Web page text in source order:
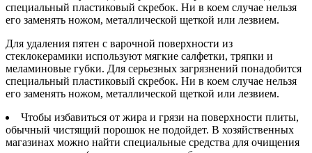
специальный пластиковый скребок. Ни в коем случае нельзя
его заменять ножом, металлической щеткой или лезвием.
Для удаления пятен с варочной поверхности из
стеклокерамики используют мягкие салфетки, тряпки и
меламиновые губки. Для серьезных загрязнений понадобится
специальный пластиковый скребок. Ни в коем случае нельзя
его заменять ножом, металлической щеткой или лезвием.
Чтобы избавиться от жира и грязи на поверхности плиты,
обычный чистящий порошок не подойдет. В хозяйственных
магазинах можно найти специальные средства для очищения